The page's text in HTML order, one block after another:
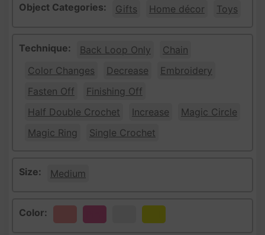
Object Categories: Gifts Home décor Toys
Technique: Back Loop Only
Chain
Color Changes
Decrease
Embroidery
Fasten Off
Finishing Off
Half Double Crochet
Increase
Magic Circle
Magic Ring
Single Crochet
Size: Medium
Color: